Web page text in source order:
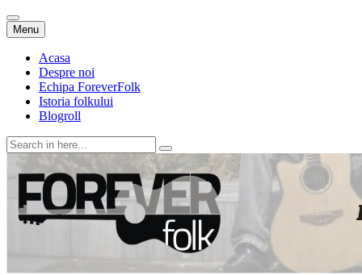
Menu Skip
to
content
Acasa
Despre noi
Echipa ForeverFolk
Istoria folkului
Blogroll
Search
for:
ForeverFolk
Muzica sufletului tau